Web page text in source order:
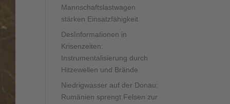
Mannschaftslastwagen
stärken Einsatzfähigkeit
DesInformationen in
Krisenzeiten:
Instrumentalisierung durch
Hitzewellen und Brände
Niedrigwasser auf der Donau:
Rumänien sprengt Felsen zur